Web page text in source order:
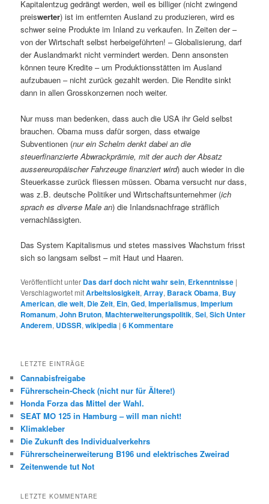
Kapitalentzug gedrängt werden, weil es billiger (nicht zwingend
preiswerter) ist im entfernten Ausland zu produzieren, wird es
schwer seine Produkte im Inland zu verkaufen. In Zeiten der –
von der Wirtschaft selbst herbeigeführten! – Globalisierung, darf
der Auslandmarkt nicht vermindert werden. Denn ansonsten
können teure Kredite – um Produktionsstätten im Ausland
aufzubauen – nicht zurück gezahlt werden. Die Rendite sinkt
dann in allen Grosskonzernen noch weiter.
Nur muss man bedenken, dass auch die USA ihr Geld selbst
brauchen. Obama muss dafür sorgen, dass etwaige
Subventionen (nur ein Schelm denkt dabei an die
steuerfinanzierte Abwrackprämie, mit der auch der Absatz
aussereuropäischer Fahrzeuge finanziert wird) auch wieder in die
Steuerkasse zurück fliessen müssen. Obama versucht nur dass,
was z.B. deutsche Politiker und Wirtschaftsunternehmer (ich
sprach es diverse Male an) die Inlandsnachfrage sträflich
vernachlässigten.
Das System Kapitalismus und stetes massives Wachstum frisst
sich so langsam selbst – mit Haut und Haaren.
Veröffentlicht unter Das darf doch nicht wahr sein, Erkenntnisse |
Verschlagwortet mitArbeitslosigkeit,Array, Barack Obama, Buy
American,die welt, Die Zeit, Ein,Ged,Imperialismus,Imperium
Romanum,John Bruton,Machterweiterungspolitik,Sei,Sich Unter
Anderem, UDSSR,wikipedia |6Kommentare
LETZTE EINTRÄGE
Cannabisfreigabe
Führerschein-Check (nicht nur für Ältere!)
Honda Forza das Mittel der Wahl.
SEAT MO 125 in Hamburg – will man nicht!
Klimakleber
Die Zukunft des Individualverkehrs
Führerscheinerweiterung B196 und elektrisches Zweirad
Zeitenwende tut Not
LETZTE KOMMENTARE